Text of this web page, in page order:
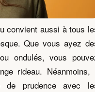
convient aussi à tous
Que vous ayez
ondulés, vous
rideau. Néanmoins,
de prudence avec